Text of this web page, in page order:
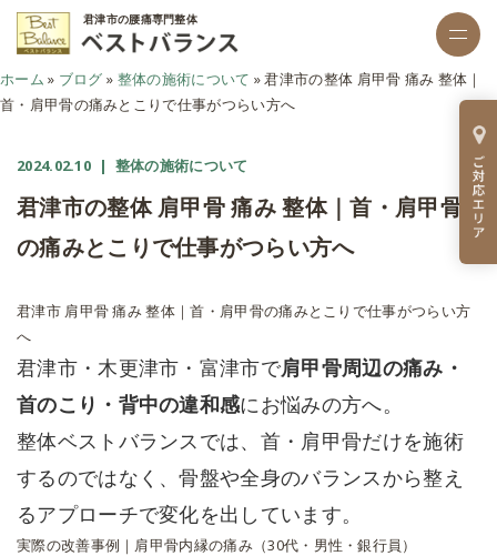
君津市の腰痛専門整体
ホーム » ブログ » 整体の施術について »君津市の整体 肩甲骨 痛み 整体｜
首・肩甲骨の痛みとこりで仕事がつらい方へ
2024.02.10 | 整体の施術について
君津市の整体 肩甲骨 痛み 整体｜首・肩甲骨
の痛みとこりで仕事がつらい方へ
君津市 肩甲骨 痛み 整体｜首・肩甲骨の痛みとこりで仕事がつらい方
へ
君津市・木更津市・富津市で肩甲骨周辺の痛み・
首のこり・背中の違和感にお悩みの方へ。
整体ベストバランスでは、首・肩甲骨だけを施術
するのではなく、骨盤や全身のバランスから整え
るアプローチで変化を出しています。
実際の改善事例｜肩甲骨内縁の痛み（30代・男性・銀行員）